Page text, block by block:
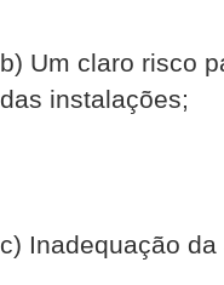
b) Um claro risco
das instalações;
c) Inadequação